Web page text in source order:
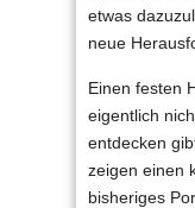
etwas
neue
Einen festen
eigentlich
entdecken
zeigen einen
bisheriges